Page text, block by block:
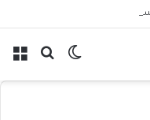
مخاطر الملاحة
بحث الوضع